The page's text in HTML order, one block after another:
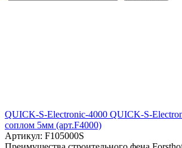
QUICK-S-Electronic-4000 QUICK-S-
соплом 5мм (арт.F4000)
Артикул: F105000S